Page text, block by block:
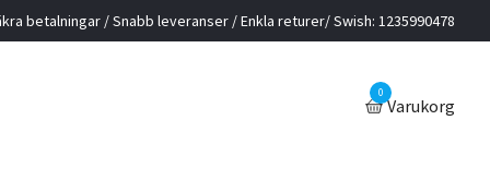
betalningar / Snabb leveranser / Enkla returer/ Swish: 1235990478
0
Varukorg